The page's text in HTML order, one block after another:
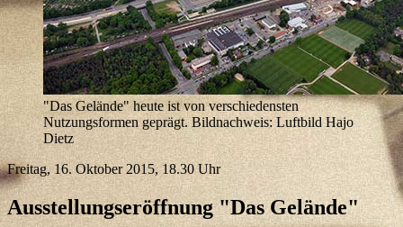
"Das Gelände" heute ist von verschiedensten
Nutzungsformen geprägt. Bildnachweis: Luftbild Hajo
Dietz
Freitag, 16. Oktober 2015, 18.30 Uhr
Ausstellungseröffnung "Das Gelände"